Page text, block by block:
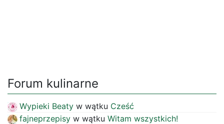
Forum kulinarne
Wypieki Beaty w wątku Cześć
fajneprzepisy w wątku Witam wszystkich!